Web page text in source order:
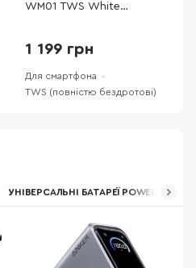
WM01 TWS White
1 199 грн
Для смартфона
TWS (повністю бездротові)
УНІВЕРСАЛЬНІ БАТАРЕЇ POWER BANK